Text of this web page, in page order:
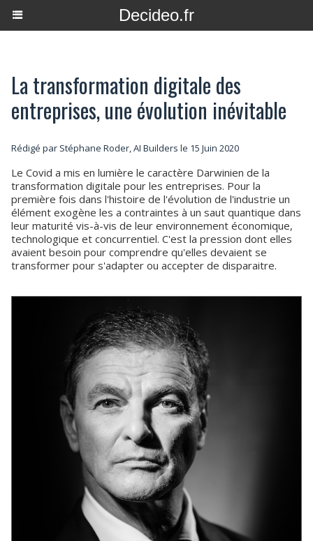
Decideo.fr
La transformation digitale des
entreprises, une évolution inévitable
Rédigé par Stéphane Roder, AI Builders le 15 Juin 2020
Le Covid a mis en lumière le caractère Darwinien de la
transformation digitale pour les entreprises. Pour la
première fois dans l'histoire de l'évolution de l'industrie un
élément exogène les a contraintes à un saut quantique dans
leur maturité vis-à-vis de leur environnement économique,
technologique et concurrentiel. C'est la pression dont elles
avaient besoin pour comprendre qu'elles devaient se
transformer pour s'adapter ou accepter de disparaitre.